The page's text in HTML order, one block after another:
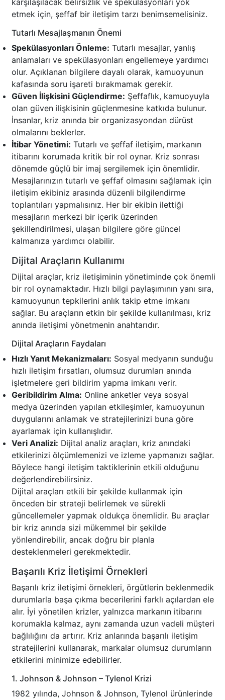
karşılaşılacak belirsizlik ve spekülasyonları yok
etmek için, şeffaf bir iletişim tarzı benimsemelisiniz.
Tutarlı Mesajlaşmanın Önemi
Spekülasyonları Önleme: Tutarlı mesajlar, yanlış
anlamaları ve spekülasyonları engellemeye yardımcı
olur. Açıklanan bilgilere dayalı olarak, kamuoyunun
kafasında soru işareti bırakmamak gerekir.
Güven İlişkisini Güçlendirme: Şeffaflık, kamuoyuyla
olan güven ilişkisinin güçlenmesine katkıda bulunur.
İnsanlar, kriz anında bir organizasyondan dürüst
olmalarını beklerler.
İtibar Yönetimi: Tutarlı ve şeffaf iletişim, markanın
itibarını korumada kritik bir rol oynar. Kriz sonrası
dönemde güçlü bir imaj sergilemek için önemlidir.
Mesajlarınızın tutarlı ve şeffaf olmasını sağlamak için
iletişim ekibiniz arasında düzenli bilgilendirme
toplantıları yapmalısınız. Her bir ekibin ilettiği
mesajların merkezi bir içerik üzerinden
şekillendirilmesi, ulaşan bilgilere göre güncel
kalmanıza yardımcı olabilir.
Dijital Araçların Kullanımı
Dijital araçlar, kriz iletişiminin yönetiminde çok önemli
bir rol oynamaktadır. Hızlı bilgi paylaşımının yanı sıra,
kamuoyunun tepkilerini anlık takip etme imkanı
sağlar. Bu araçların etkin bir şekilde kullanılması, kriz
anında iletişimi yönetmenin anahtarıdır.
Dijital Araçların Faydaları
Hızlı Yanıt Mekanizmaları: Sosyal medyanın sunduğu
hızlı iletişim fırsatları, olumsuz durumları anında
işletmelere geri bildirim yapma imkanı verir.
Geribildirim Alma: Online anketler veya sosyal
medya üzerinden yapılan etkileşimler, kamuoyunun
duygularını anlamak ve stratejilerinizi buna göre
ayarlamak için kullanışlıdır.
Veri Analizi: Dijital analiz araçları, kriz anındaki
etkilerinizi ölçümlemenizi ve izleme yapmanızı sağlar.
Böylece hangi iletişim taktiklerinin etkili olduğunu
değerlendirebilirsiniz.
Dijital araçları etkili bir şekilde kullanmak için
önceden bir strateji belirlemek ve sürekli
güncellemeler yapmak oldukça önemlidir. Bu araçlar
bir kriz anında sizi mükemmel bir şekilde
yönlendirebilir, ancak doğru bir planla
desteklenmeleri gerekmektedir.
Başarılı Kriz İletişimi Örnekleri
Başarılı kriz iletişimi örnekleri, örgütlerin beklenmedik
durumlarla başa çıkma becerilerini farklı açılardan ele
alır. İyi yönetilen krizler, yalnızca markanın itibarını
korumakla kalmaz, aynı zamanda uzun vadeli müşteri
bağlılığını da artırır. Kriz anlarında başarılı iletişim
stratejilerini kullanarak, markalar olumsuz durumların
etkilerini minimize edebilirler.
1. Johnson & Johnson – Tylenol Krizi
1982 yılında, Johnson & Johnson, Tylenol ürünlerinde